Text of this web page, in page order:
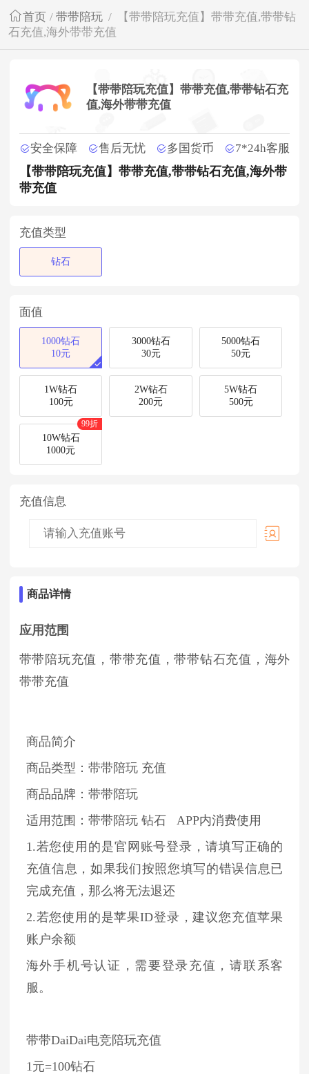
首页 / 带带陪玩 /
【带带陪玩充值】带带充值,带带钻
石充值,海外带带充值
【带带陪玩充值】带带充值,带带钻石充
值,海外带带充值
安全保障 售后无忧 多国货币 7*24h客服
【带带陪玩充值】带带充值,带带钻石充值,海外带
带充值
充值类型
钻石
面值
1000钻石
10元
3000钻石
30元
5000钻石
50元
1W钻石
100元
2W钻石
200元
5W钻石
500元
99折
10W钻石
1000元
充值信息
商品详情
应用范围
带带陪玩充值，带带充值，带带钻石充值，海外
带带充值
商品简介
商品类型：带带陪玩 充值
商品品牌：带带陪玩
适用范围：带带陪玩 钻石 APP内消费使用
1.若您使用的是官网账号登录，请填写正确的
充值信息，如果我们按照您填写的错误信息已
完成充值，那么将无法退还
2.若您使用的是苹果ID登录，建议您充值苹果
账户余额
海外手机号认证，需要登录充值，请联系客
服。
带带DaiDai电竞陪玩充值
1元=100钻石